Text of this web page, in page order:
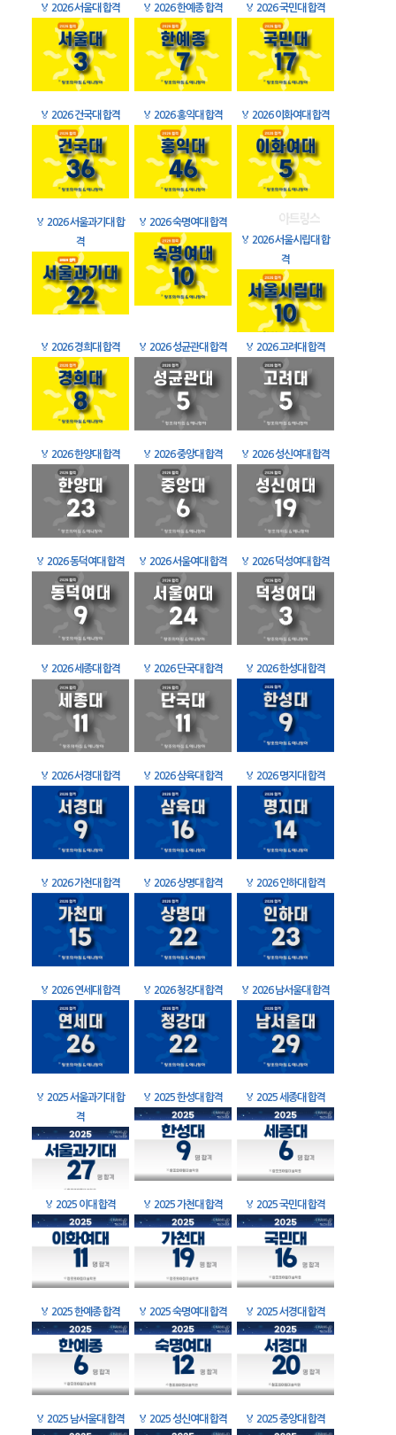
🏅 2026 서울대 합격 🏅 2026 한예종 합격 🏅 2026 국민대 합격
🏅 2026 건국대 합격 🏅 2026 홍익대 합격 🏅 2026 이화여대 합격
🏅 2026 서울과기대 합
격
🏅 2026 숙명여대 합격
🏅 2026 서울시립대 합
격
🏅 2026 경희대 합격 🏅 2026 성균관대 합격 🏅 2026 고려대 합격
🏅 2026 한양대 합격 🏅 2026 중앙대 합격 🏅 2026 성신여대 합격
🏅 2026 동덕여대 합격 🏅 2026 서울여대 합격 🏅 2026 덕성여대 합격
🏅 2026 세종대 합격 🏅 2026 단국대 합격 🏅 2026 한성대 합격
🏅 2026 서경대 합격 🏅 2026 삼육대 합격 🏅 2026 명지대 합격
🏅 2026 가천대 합격 🏅 2026 상명대 합격 🏅 2026 인하대 합격
🏅 2026 연세대 합격 🏅 2026 청강대 합격 🏅 2026 남서울대 합격
🏅 2025 서울과기대 합
격
🏅 2025 한성대 합격 🏅 2025 세종대 합격
🏅 2025 이대 합격 🏅 2025 가천대 합격 🏅 2025 국민대 합격
🏅 2025 한예종 합격 🏅 2025 숙명여대 합격 🏅 2025 서경대 합격
🏅 2025 남서울대 합격 🏅 2025 성신여대 합격 🏅 2025 중앙대 합격